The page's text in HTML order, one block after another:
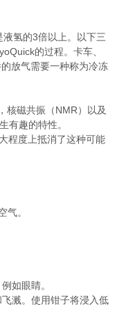
氢的3倍以上。以下三
的过程。卡车、
放气需要一种称为冷冻
核磁共振（NMR）以及
有趣的特性。
程度上抵消了这种可能
气。
如眼睛。
溅。使用钳子将浸入低